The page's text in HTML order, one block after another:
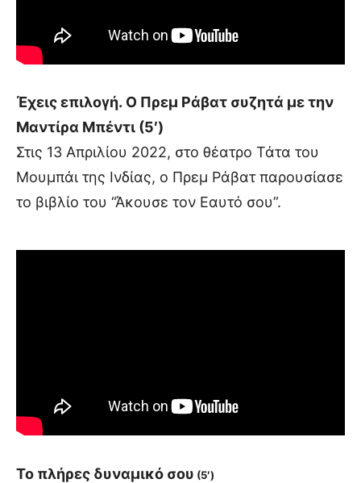
Έχεις επιλογή. Ο Πρεμ Ράβατ συζητά με την
Μαντίρα Μπέντι (5′)
Στις 13 Απριλίου 2022, στο θέατρο Τάτα του
Μουμπάι της Ινδίας, ο Πρεμ Ράβατ παρουσίασε
το βιβλίο του “Άκουσε τον Εαυτό σου”.
Το πλήρες δυναμικό σου (5′)